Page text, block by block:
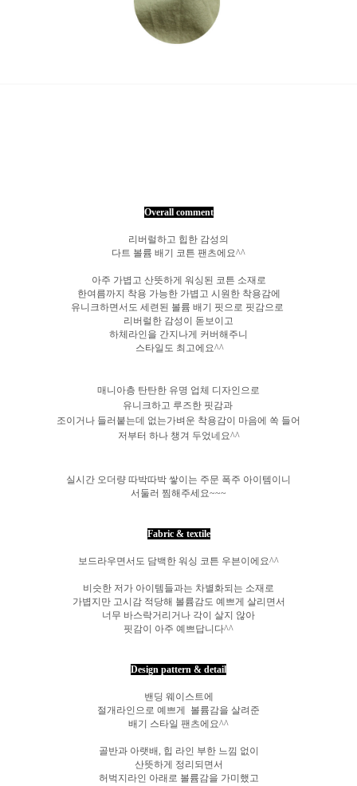
Overall comment
리버럴하고 힙한 감성의
다트 볼륨 배기 코튼 팬츠에요^^
아주 가볍고 산뜻하게 워싱된 코튼 소재로
한여름까지 착용 가능한 가볍고 시원한 착용감에
유니크하면서도 세련된 볼륨 배기 핏으로 핏감으로
리버럴한 감성이 돋보이고
하체라인을 간지나게 커버해주니
스타일도 최고에요^^
매니아층 탄탄한 유명 업체 디자인으로
유니크하고 루즈한 핏감과
조이거나 들러붙는데 없는가벼운 착용감이 마음에 쏙 들어
저부터 하나 챙겨 두었네요^^
실시간 오더량 따박따박 쌓이는 주문 폭주 아이템이니
서둘러 찜해주세요~~~
Fabric & textile
보드라우면서도 담백한 워싱 코튼 우븐이에요^^
비슷한 저가 아이템들과는 차별화되는 소재로
가볍지만 고시감 적당해 볼륨감도 예쁘게 살리면서
너무 바스락거리거나 각이 살지 않아
핏감이 아주 예쁘답니다^^
Design pattern & detail
밴딩 웨이스트에
절개라인으로 예쁘게 볼륨감을 살려준
배기 스타일 팬츠에요^^
골반과 아랫배, 힙 라인 부한 느낌 없이
산뜻하게 정리되면서
허벅지라인 아래로 볼륨감을 가미했고